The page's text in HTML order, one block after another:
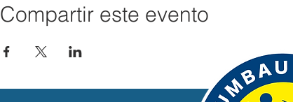
Compartir este evento